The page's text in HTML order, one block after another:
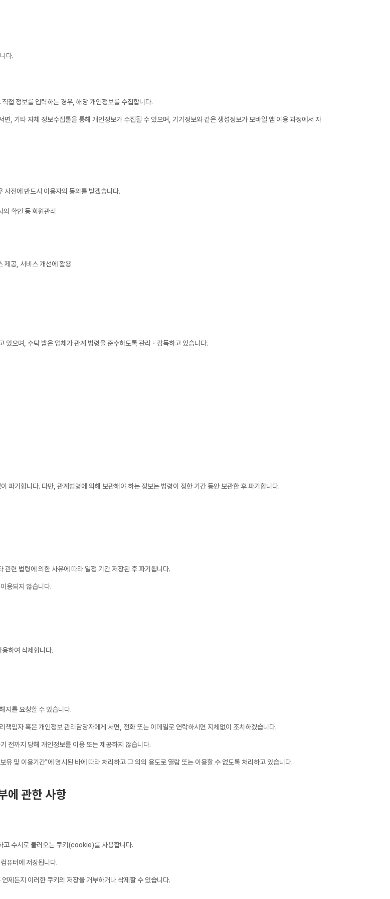
다.
접 정보를 입력하는 경우, 해당 개인정보를 수집합니다.
, 기타 자체 정보수집툴을 통해 개인정보가 수집될 수 있으며, 기기정보와 같은 생성정보가 모바일 앱 이용 과정에서 자
사전에 반드시 이용자의 동의를 받겠습니다.
확인 등 회원관리
제공, 서비스 개선에 활용
으며, 수탁 받은 업체가 관계 법령을 준수하도록 관리ㆍ감독하고 있습니다.
파기합니다. 다만, 관계법령에 의해 보관해야 하는 정보는 법령이 정한 기간 동안 보관한 후 파기합니다.
련 법령에 의한 사유에 따라 일정 기간 저장된 후 파기됩니다.
용되지 않습니다.
하여 삭제합니다.
지를 요청할 수 있습니다.
임자 혹은 개인정보 관리담당자에게 서면, 전화 또는 이메일로 연락하시면 지체없이 조치하겠습니다.
전까지 당해 개인정보를 이용 또는 제공하지 않습니다.
및 이용기간"에 명시된 바에 따라 처리하고 그 외의 용도로 열람 또는 이용할 수 없도록 처리하고 있습니다.
에 관한 사항
고 수시로 불러오는 쿠키(cookie)를 사용합니다.
퓨터에 저장됩니다.
제든지 이러한 쿠키의 저장을 거부하거나 삭제할 수 있습니다.